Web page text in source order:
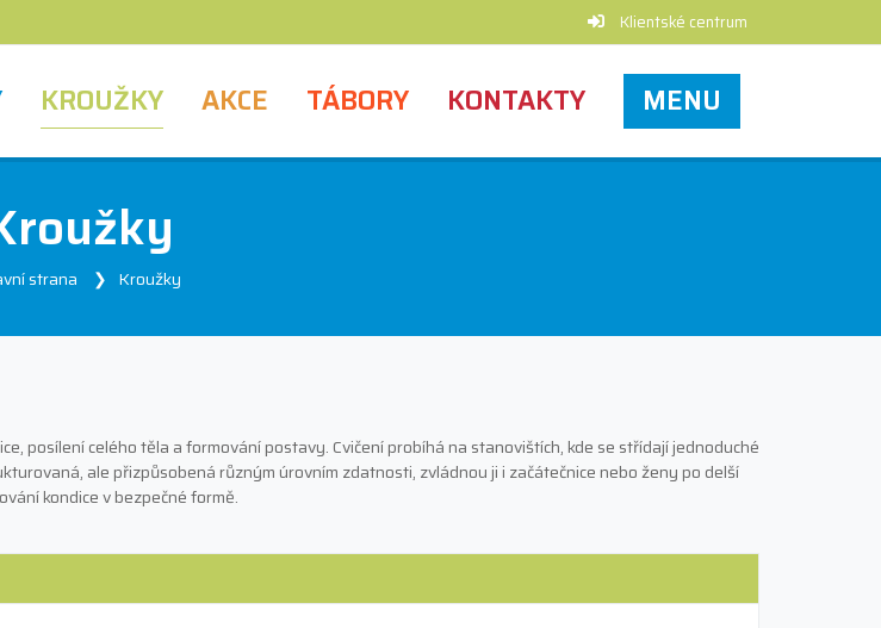
Klientské centrum
KROUŽKY AKCE TÁBORY KONTAKTY MENU
strana Kroužky
posílení celého těla a formování postavy. Cvičení probíhá na stanovištích, kde se střídají jednoduché
ale přizpůsobená různým úrovním zdatnosti, zvládnou ji i začátečnice nebo ženy po delší
kondice v bezpečné formě.